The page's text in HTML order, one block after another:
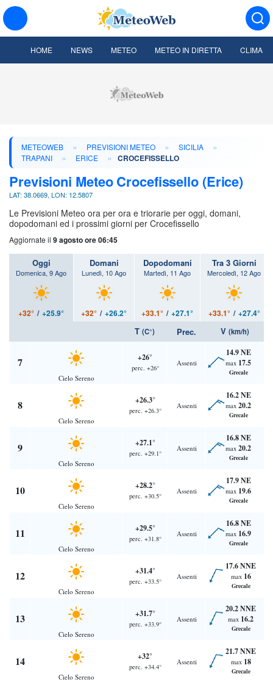
HOME NEWS METEO METEO IN DIRETTA CLIMA
METEOWEB » PREVISIONI METEO » SICILIA »
TRAPANI » ERICE » CROCEFISSELLO
Previsioni Meteo Crocefissello (Erice)
LAT: 38.0669, LON: 12.5807
Le Previsioni Meteo ora per ora e triorarie per oggi, domani,
dopodomani ed i prossimi giorni per Crocefissello
Aggiornate il 9 agosto ore 06:45
Oggi
Domenica, 9 Ago
+32° / +25.9°
Domani
Lunedì, 10 Ago
+32° / +26.2°
Dopodomani
Martedì, 11 Ago
+33.1° / +27.1°
Tra 3 Giorni
Mercoledì, 12 Ago
+33.1° / +27.4°
T (C°) Prec. V (km/h)
7
Cielo Sereno
+26°
perc. +26°
Assenti
14.9 NE
max 17.5
Grecale
8
Cielo Sereno
+26.3°
perc. +26.3°
Assenti
16.2 NE
max 20.2
Grecale
9
Cielo Sereno
+27.1°
perc. +29.1°
Assenti
16.8 NE
max 20.2
Grecale
10
Cielo Sereno
+28.2°
perc. +30.5°
Assenti
17.9 NE
max 19.6
Grecale
11
Cielo Sereno
+29.5°
perc. +31.8°
Assenti
16.8 NE
max 16.9
Grecale
12
Cielo Sereno
+31.4°
perc. +33.5°
Assenti
17.6 NNE
max 16
Grecale
13
Cielo Sereno
+31.7°
perc. +33.9°
Assenti
20.2 NNE
max 16.2
Grecale
14
Cielo Sereno
+32°
perc. +34.4°
Assenti
21.7 NNE
max 18
Grecale